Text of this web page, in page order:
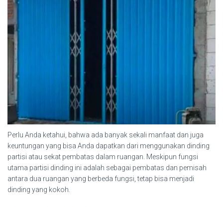
Perlu Anda ketahui, bahwa ada banyak sekali manfaat dan juga
keuntungan yang bisa Anda dapatkan dari menggunakan dinding
partisi atau sekat pembatas dalam ruangan. Meskipun fungsi
utama partisi dinding ini adalah sebagai pembatas dan pemisah
antara dua ruangan yang berbeda fungsi, tetap bisa menjadi
dinding yang kokoh.